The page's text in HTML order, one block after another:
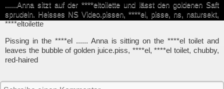
......Anna sitzt auf der ****eltoilette und lässt den goldenen Saft
sprudeln. Heisses NS Video.pissen, ****el, pisse, ns, natursekt,
****eltoilette
Pissing in the ****el ...... Anna is sitting on the ****el toilet and
leaves the bubble of golden juice.piss, ****el, ****el toilet, chubby,
red-haired